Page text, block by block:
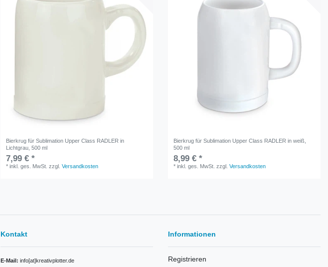
Bierkrug für Sublimation Upper Class RADLER in
Lichtgrau, 500 ml
7,99 € *
*inkl. ges. MwSt. zzgl.Versandkosten
Bierkrug für Sublimation Upper Class RADLER in weiß,
500 ml
8,99 € *
*inkl. ges. MwSt. zzgl.Versandkosten
Kontakt
E-Mail: info[at]kreativplotter.de
Informationen
Registrieren